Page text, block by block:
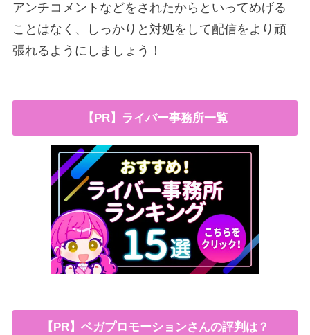
アンチコメントなどをされたからといってめげる
ことはなく、しっかりと対処をして配信をより頑
張れるようにしましょう！
【PR】ライバー事務所一覧
【PR】ベガプロモーションさんの評判は？